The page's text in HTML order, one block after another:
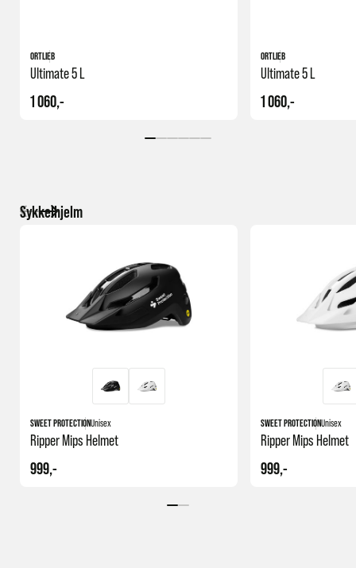
ORTLIEB
Ultimate 5 L
1 060,-
ORTLIEB
Ultimate 5 L
1 060,-
Sykkelhjelm
SWEET PROTECTIONUnisex
Ripper Mips Helmet
999,-
SWEET PROTECTIONUnisex
Ripper Mips Helmet
999,-